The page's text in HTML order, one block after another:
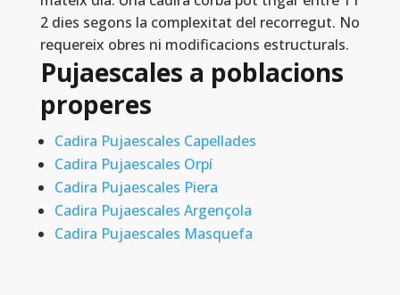
2 dies segons la complexitat del recorregut. No
requereix obres ni modificacions estructurals.
Pujaescales a poblacions
properes
Cadira Pujaescales Capellades
Cadira Pujaescales Orpí
Cadira Pujaescales Piera
Cadira Pujaescales Argençola
Cadira Pujaescales Masquefa